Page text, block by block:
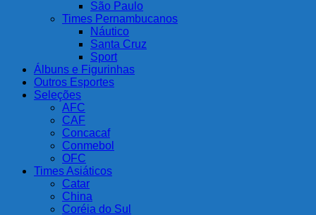
São Paulo
Times Pernambucanos
Náutico
Santa Cruz
Sport
Álbuns e Figurinhas
Outros Esportes
Seleções
AFC
CAF
Concacaf
Conmebol
OFC
Times Asiáticos
Catar
China
Coréia do Sul